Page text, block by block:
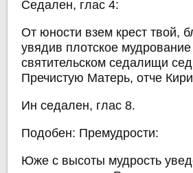
Седален, глас 4:
От юности взем крест твой,
увядив плотское
святительском седалищи
Пречистую Матерь, отче
Ин седален, глас 8.
Подобен: Премудрости:
Юже с высоты мудрость